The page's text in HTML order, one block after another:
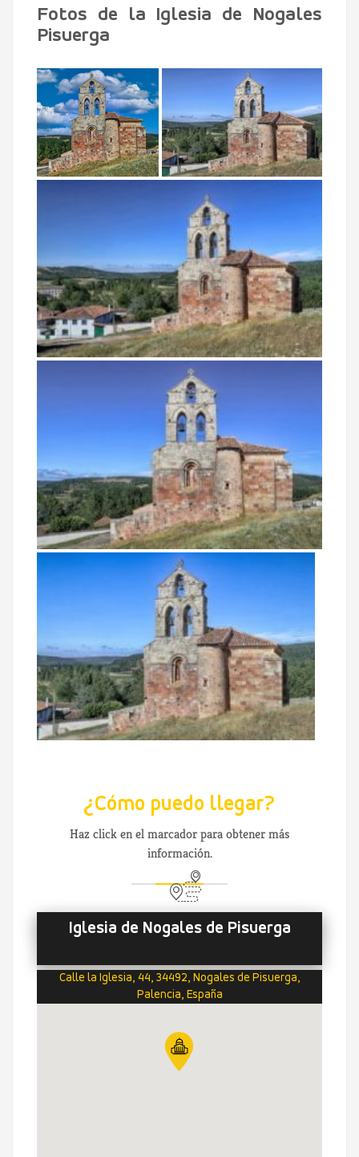
Fotos de la Iglesia de Nogales
Pisuerga
¿Cómo puedo llegar?
Haz click en el marcador para obtener más
información.
Iglesia de Nogales de Pisuerga
Calle la Iglesia, 44, 34492, Nogales de Pisuerga,
Palencia, España